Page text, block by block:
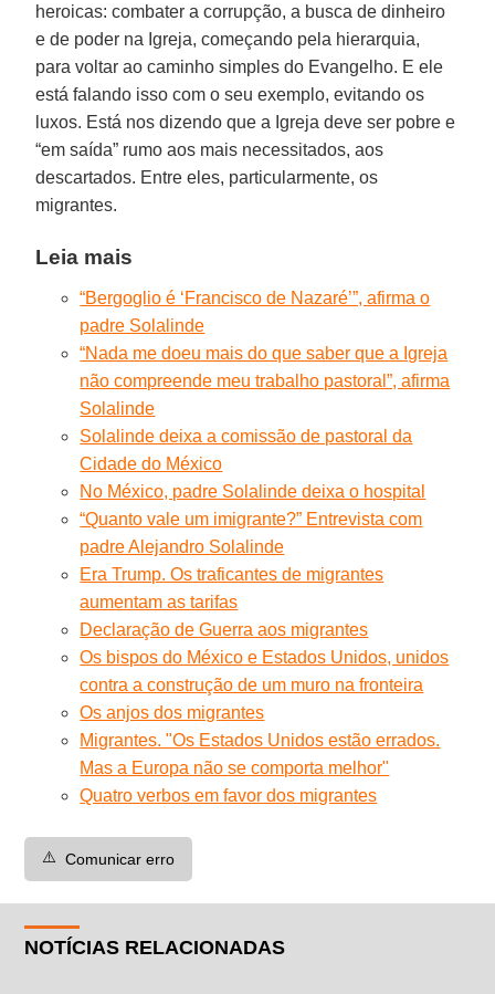
heroicas: combater a corrupção, a busca de dinheiro
e de poder na Igreja, começando pela hierarquia,
para voltar ao caminho simples do Evangelho. E ele
está falando isso com o seu exemplo, evitando os
luxos. Está nos dizendo que a Igreja deve ser pobre e
“em saída” rumo aos mais necessitados, aos
descartados. Entre eles, particularmente, os
migrantes.
Leia mais
“Bergoglio é ‘Francisco de Nazaré’”, afirma o
padre Solalinde
“Nada me doeu mais do que saber que a Igreja
não compreende meu trabalho pastoral”, afirma
Solalinde
Solalinde deixa a comissão de pastoral da
Cidade do México
No México, padre Solalinde deixa o hospital
“Quanto vale um imigrante?” Entrevista com
padre Alejandro Solalinde
Era Trump. Os traficantes de migrantes
aumentam as tarifas
Declaração de Guerra aos migrantes
Os bispos do México e Estados Unidos, unidos
contra a construção de um muro na fronteira
Os anjos dos migrantes
Migrantes. "Os Estados Unidos estão errados.
Mas a Europa não se comporta melhor"
Quatro verbos em favor dos migrantes
⚠️ Comunicar erro
NOTÍCIAS RELACIONADAS